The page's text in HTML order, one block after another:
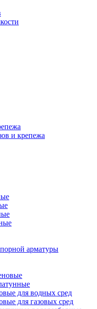
и крепежа
арматуры
для водных сред
для газовых сред